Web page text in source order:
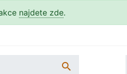
najdete zde.
